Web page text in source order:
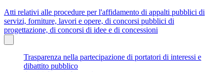
Atti relativi alle procedure per l'affidamento di appalti pubblici di
servizi, forniture, lavori e opere, di concorsi pubblici di
progettazione, di concorsi di idee e di concessioni
Trasparenza nella partecipazione di portatori di interessi e
dibattito pubblico